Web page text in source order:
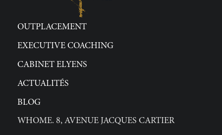
OUTPLACEMENT
EXECUTIVE COACHING
CABINET ELYENS
ACTUALITÉS
BLOG
WHOME. 8, AVENUE JACQUES CARTIER